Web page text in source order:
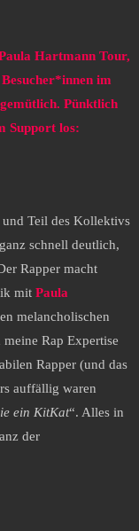
Hartmann Tour,
im
Pünktlich
Support los:
Teil des Kollektivs
schnell deutlich,
Rapper macht
mit Paula
melancholischen
Rap Expertise
Rapper (und das
auffällig waren
ein KitKat“. Alles in
der